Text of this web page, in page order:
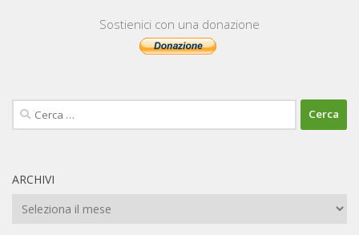
Sostienici con una donazione
Ricerca
per:
ARCHIVI
Archivi